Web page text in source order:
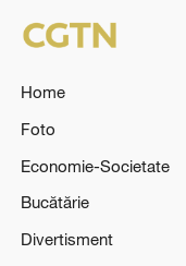
Home
Foto
Economie-Societate
Bucătărie
Divertisment